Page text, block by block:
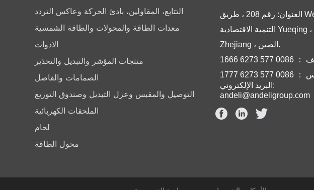
التتابع، المقاولين، بادئ الحركة وعاكس التردد
معدات الطاقة والمحولات والطاقة الشمسية
الادوات
منتجات المؤشر والتبديل والتحذير
الصمامات والفاصل
التوصيل والمقبس وعزل التبديل وصندوق التوزيع
الملحقات الكهربائية
لحام
محول الطاقة
العنوان: رقم 208 ، طريق Weiqi ، منطقة
التنمية الاقتصادية Yueqing ، YueQing ،
Zhejiang ، الصين.
577 6273 1666
6273 1777
البريد الإلكتروني:
andeli@andeligroup.com